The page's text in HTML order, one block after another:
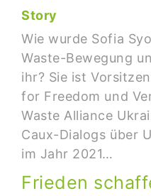
Story
Wie wurde Sofia
Waste-Bewegung
ihr? Sie ist
for Freedom und
Waste Alliance
Caux-Dialogs über
im Jahr 2021…
Frieden